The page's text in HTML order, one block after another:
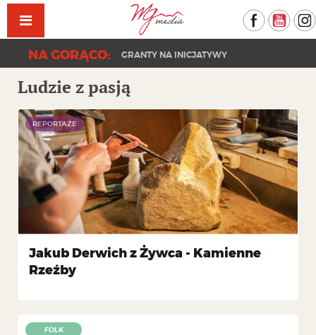
Facebook
NA GORĄCO: GRANTY NA INICJATYWY
KONCERT PAPRODZIAD | DZIEŃ DRZEWA
Ludzie z pasją
Jakub Derwich z Żywca - Kamienne
Rzeźby
REPORTAŻE
FOLK